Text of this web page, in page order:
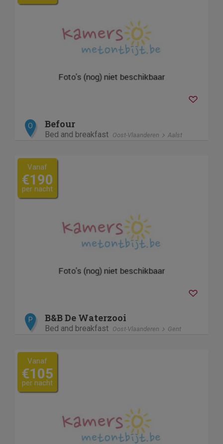
O Befour
Bed and breakfast Oost-Vlaanderen Aalst
Vanaf
€190
per nacht
P B&B De Waterzooi
Bed and breakfast Oost-Vlaanderen Gent
Vanaf
€105
per nacht